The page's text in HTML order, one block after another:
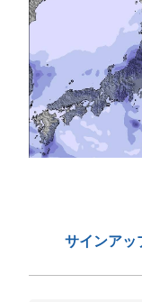
サインアッ